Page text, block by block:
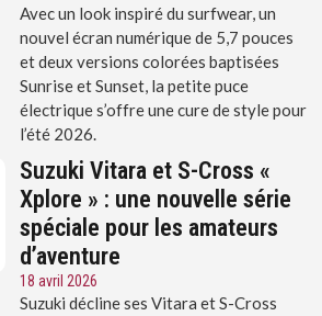
Avec un look inspiré du surfwear, un
nouvel écran numérique de 5,7 pouces
et deux versions colorées baptisées
Sunrise et Sunset, la petite puce
électrique s’offre une cure de style pour
l’été 2026.
Suzuki Vitara et S-Cross «
Xplore » : une nouvelle série
spéciale pour les amateurs
d’aventure
18 avril 2026
Suzuki décline ses Vitara et S-Cross